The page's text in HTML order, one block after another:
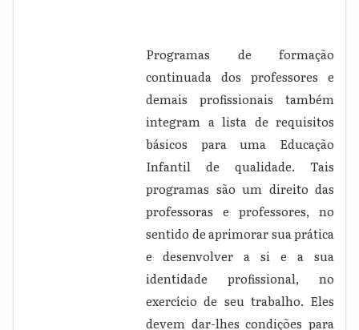
Programas de formação
continuada dos professores e
demais profissionais também
integram a lista de requisitos
básicos para uma Educação
Infantil de qualidade. Tais
programas são um direito das
professoras e professores, no
sentido de aprimorar sua prática
e desenvolver a si e a sua
identidade profissional, no
exercício de seu trabalho. Eles
devem dar-lhes condições para